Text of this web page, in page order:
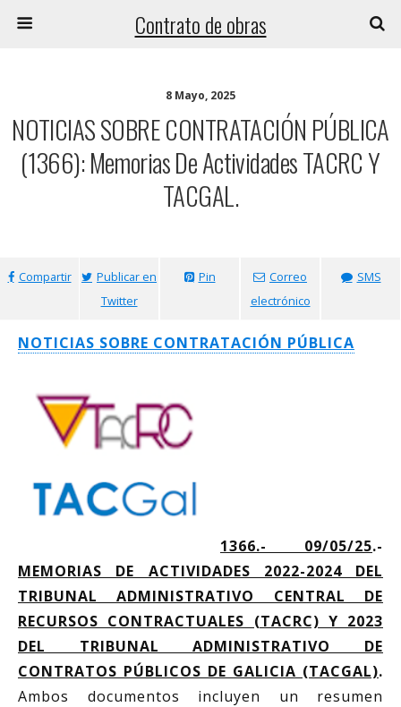
Contrato de obras
8 Mayo, 2025
NOTICIAS SOBRE CONTRATACIÓN PÚBLICA
(1366): Memorias De Actividades TACRC Y
TACGAL.
Compartir
Publicar en
Twitter
Pin
Correo
electrónico
SMS
NOTICIAS SOBRE CONTRATACIÓN PÚBLICA
1366.- 09/05/25.-
MEMORIAS DE ACTIVIDADES 2022-2024 DEL
TRIBUNAL ADMINISTRATIVO CENTRAL DE
RECURSOS CONTRACTUALES (TACRC) Y 2023
DEL TRIBUNAL ADMINISTRATIVO DE
CONTRATOS PÚBLICOS DE GALICIA (TACGAL).
Ambos documentos incluyen un resumen